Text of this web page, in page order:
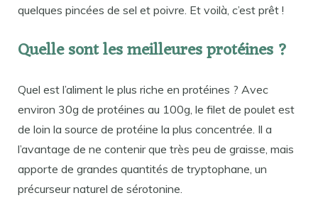
quelques pincées de sel et poivre. Et voilà, c’est prêt !
Quelle sont les meilleures protéines ?
Quel est l’aliment le plus riche en protéines ? Avec
environ 30g de protéines au 100g, le filet de poulet est
de loin la source de protéine la plus concentrée. Il a
l’avantage de ne contenir que très peu de graisse, mais
apporte de grandes quantités de tryptophane, un
précurseur naturel de sérotonine.